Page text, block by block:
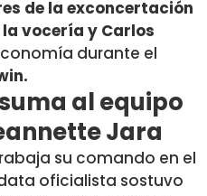
de la exconcertación
la vocería y Carlos
durante el
al equipo
Jara
su comando en el
oficialista sostuvo